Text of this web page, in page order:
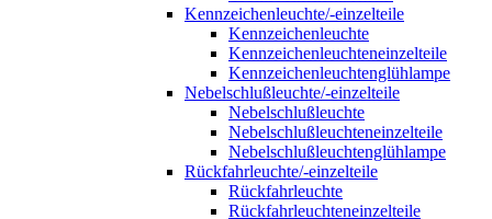
Kennzeichenleuchte/-einzelteile
Kennzeichenleuchte
Kennzeichenleuchteneinzelteile
Kennzeichenleuchtenglühlampe
Nebelschlußleuchte/-einzelteile
Nebelschlußleuchte
Nebelschlußleuchteneinzelteile
Nebelschlußleuchtenglühlampe
Rückfahrleuchte/-einzelteile
Rückfahrleuchte
Rückfahrleuchteneinzelteile